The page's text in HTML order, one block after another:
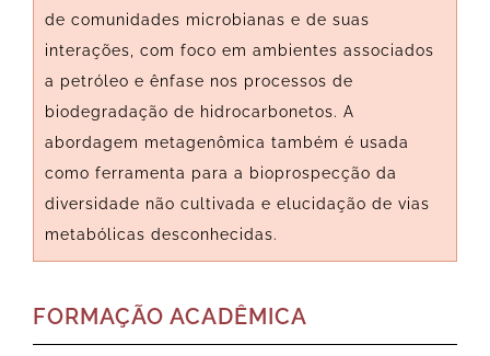
de comunidades microbianas e de suas
interações, com foco em ambientes associados
a petróleo e ênfase nos processos de
biodegradação de hidrocarbonetos. A
abordagem metagenômica também é usada
como ferramenta para a bioprospecção da
diversidade não cultivada e elucidação de vias
metabólicas desconhecidas.
FORMAÇÃO ACADÊMICA